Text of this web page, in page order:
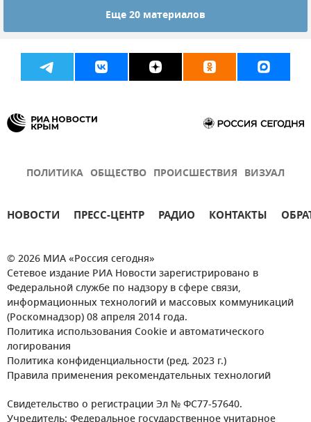
Еще 20 материалов
ПОЛИТИКА ОБЩЕСТВО ПРОИСШЕСТВИЯ ВИЗУАЛ
НОВОСТИ ПРЕСС-ЦЕНТР РАДИО КОНТАКТЫ
© 2026 МИА «Россия сегодня»
Сетевое издание РИА Новости зарегистрировано в
Федеральной службе по надзору в сфере связи,
информационных технологий и массовых коммуникаций
(Роскомнадзор) 08 апреля 2014 года.
Политика использования Cookie и автоматического
логирования
Политика конфиденциальности (ред. 2023 г.)
Правила применения рекомендательных технологий
Свидетельство о регистрации Эл № ФС77-57640.